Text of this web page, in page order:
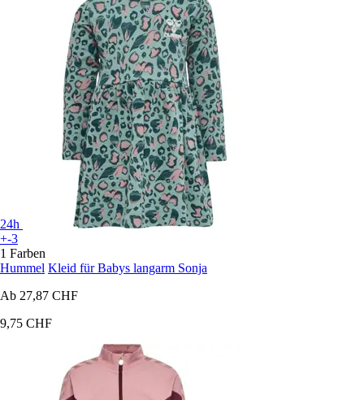
24h
+-3
1 Farben
Hummel Kleid für Babys langarm Sonja
Ab 27,87 CHF
9,75 CHF